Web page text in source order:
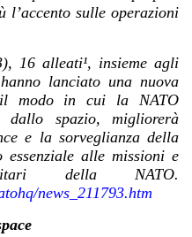
l’accento sulle operazioni
16 alleati¹, insieme agli
lanciato una nuova
il modo in cui la NATO
spazio, migliorerà
e la sorveglianza della
alle missioni e
della NATO.
news_211793.htm